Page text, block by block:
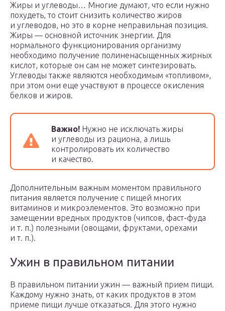
Жиры и углеводы… Многие думают, что если нужно
похудеть, то стоит снизить количество жиров
и углеводов, но это в корне неправильная позиция.
Жиры — основной источник энергии. Для
нормального функционирования организму
необходимо получение полиненасыщенных жирных
кислот, которые он сам не может синтезировать.
Углеводы также являются необходимым «топливом»,
при этом они еще участвуют в процессе окисления
белков и жиров.
Важно! Нужно не исключать жиры
и углеводы из рациона, а лишь
контролировать их количество
и качество.
Дополнительным важным моментом правильного
питания является получение с пищей многих
витаминов и микроэлементов. Это возможно при
замещении вредных продуктов (чипсов, фаст-фуда
и т. п.) полезными (овощами, фруктами, орехами
и т. п.).
Ужин в правильном питании
В правильном питании ужин — важный прием пищи.
Каждому нужно знать, от каких продуктов в этом
приеме пищи лучше отказаться. Для этого нужно